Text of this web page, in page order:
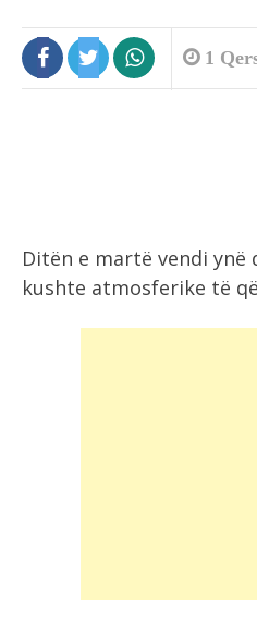
1
Ditën e martë vendi ynë
kushte atmosferike të